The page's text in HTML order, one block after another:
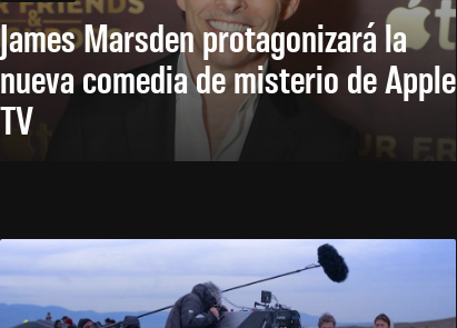
James Marsden protagonizará la
nueva comedia de misterio de Apple
TV